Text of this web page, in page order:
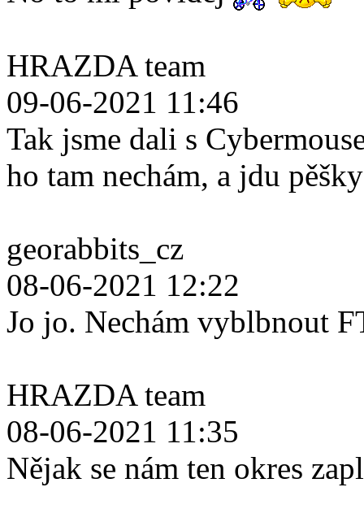
HRAZDA team
09-06-2021 11:46
Tak jsme dali s
ho tam nechám, a jdu
georabbits_cz
08-06-2021 12:22
Jo jo. Nechám vyblbnout
HRAZDA team
08-06-2021 11:35
Nějak se nám ten okres